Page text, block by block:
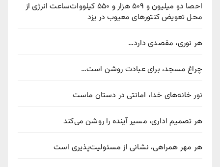
احصا دو میلیون و ۵۰۹ هزار و ۵۵۰ کیلووات‌ساعت انرژی از
محل تعویض کنتورهای معیوب در یزد
هر نوری، مقصدی دارد…
چراغ مسجد، برای عبادت روشن است…
نور خانه‌های خدا، امانتی در دستان ماست
هر تصمیم اداری، مسیر آینده را روشن می‌کند
هر مهر همراهی، نشانی از مسئولیت‌پذیری است